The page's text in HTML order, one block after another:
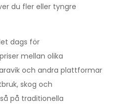
du fler eller tyngre
dags för
mellan olika
och andra plattformar
skog och
på traditionella